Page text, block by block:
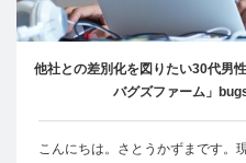
他社との差別化を図りたい30代男
バグズファーム」
こんにちは。さとうかずまです。